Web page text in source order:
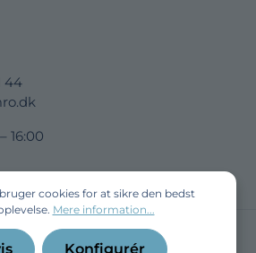
44
16:00
cookies for at sikre den bedst
Mere information...
Konfigurér